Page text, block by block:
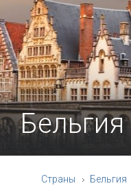
Бельгия
Страны Бельгия